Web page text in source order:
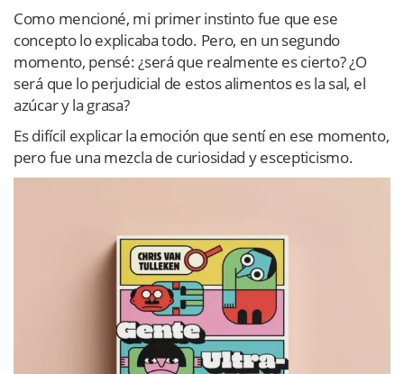
Como mencioné, mi primer instinto fue que ese
concepto lo explicaba todo. Pero, en un segundo
momento, pensé: ¿será que realmente es cierto? ¿O
será que lo perjudicial de estos alimentos es la sal, el
azúcar y la grasa?
Es difícil explicar la emoción que sentí en ese momento,
pero fue una mezcla de curiosidad y escepticismo.